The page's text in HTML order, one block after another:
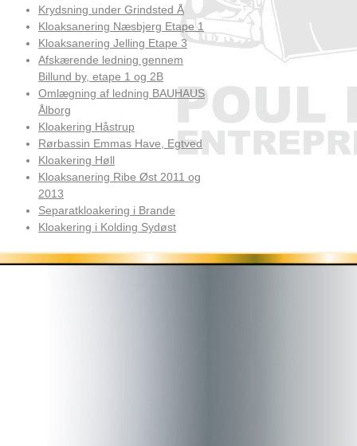
Krydsning under Grindsted Å
Kloaksanering Næsbjerg Etape 1
Kloaksanering Jelling Etape 3
Afskærende ledning gennem
Billund by, etape 1 og 2B
Omlægning af ledning BAUHAUS
Ålborg
Kloakering Håstrup
Rørbassin Emmas Have, Egtved
Kloakering Høll
Kloaksanering Ribe Øst 2011 og
2013
Separatkloakering i Brande
Kloakering i Kolding Sydøst